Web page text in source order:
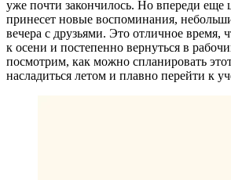
уже почти закончилось. Но впереди
принесет новые воспоминания,
вечера с друзьями. Это отличное время,
к осени и постепенно вернуться в
посмотрим, как можно спланировать
насладиться летом и плавно перейти к